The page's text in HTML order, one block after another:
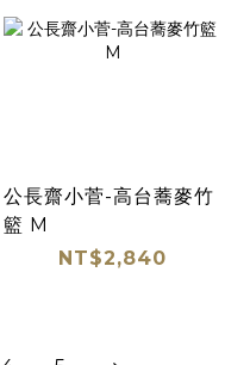
公長齋小菅-高台蕎麥竹
籃 M
NT$2,840